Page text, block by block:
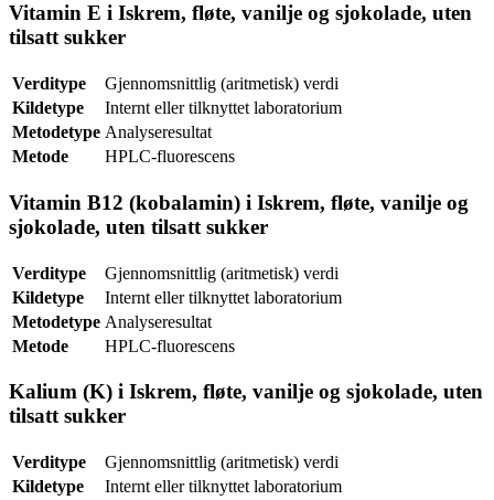
Vitamin E i Iskrem, fløte, vanilje og sjokolade, uten
tilsatt sukker
Verditype
Gjennomsnittlig (aritmetisk) verdi
Kildetype
Internt eller tilknyttet laboratorium
Metodetype Analyseresultat
Metode
HPLC-fluorescens
Vitamin B12 (kobalamin) i Iskrem, fløte, vanilje og
sjokolade, uten tilsatt sukker
Verditype
Gjennomsnittlig (aritmetisk) verdi
Kildetype
Internt eller tilknyttet laboratorium
Metodetype Analyseresultat
Metode
HPLC-fluorescens
Kalium (K) i Iskrem, fløte, vanilje og sjokolade, uten
tilsatt sukker
Verditype
Gjennomsnittlig (aritmetisk) verdi
Kildetype
Internt eller tilknyttet laboratorium